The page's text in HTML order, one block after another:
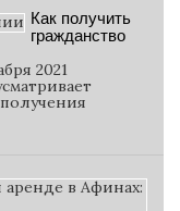
Как получить
гражданство
2021